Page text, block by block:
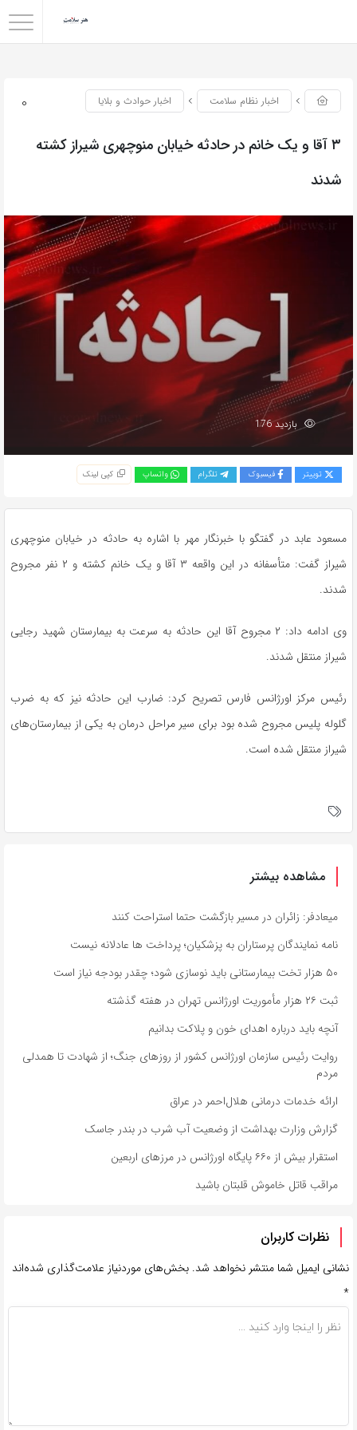
0 اخبار نظام سلامت اخبار حوادث و بلایا
۳ آقا و یک خانم در حادثه خیابان منوچهری شیراز کشته
شدند
بازدید 176
توییتر فیسبوک تلگرام واتساپ کپی لینک
مسعود عابد در گفتگو با خبرنگار مهر با اشاره به حادثه در خیابان منوچهری
شیراز گفت: متأسفانه در این واقعه ۳ آقا و یک خانم کشته و ۲ نفر مجروح
شدند.
وی ادامه داد: ۲ مجروح آقا این حادثه به سرعت به بیمارستان شهید رجایی
شیراز منتقل شدند.
رئیس مرکز اورژانس فارس تصریح کرد: ضارب این حادثه نیز که به ضرب
گلوله پلیس مجروح شده بود برای سیر مراحل درمان به یکی از بیمارستان‌های
شیراز منتقل شده است.
مشاهده بیشتر
میعادفر: زائران در مسیر بازگشت حتما استراحت کنند
نامه نمایندگان پرستاران به پزشکیان؛ پرداخت ها عادلانه نیست
۵۰ هزار تخت بیمارستانی باید نوسازی شود؛ چقدر بودجه نیاز است
ثبت ۲۶ هزار مأموریت اورژانس تهران در هفته گذشته
آنچه باید درباره اهدای خون و پلاکت بدانیم
روایت رئیس سازمان اورژانس کشور از روزهای جنگ؛ از شهادت تا همدلی
مردم
ارائه خدمات درمانی هلال‌احمر در عراق
گزارش وزارت بهداشت از وضعیت آب شرب در بندر جاسک
استقرار بیش از ۶۶۰ پایگاه اورژانس در مرزهای اربعین
مراقب قاتل خاموش قلبتان باشید
نظرات کاربران
نشانی ایمیل شما منتشر نخواهد شد. بخش‌های موردنیاز علامت‌گذاری شده‌اند
*